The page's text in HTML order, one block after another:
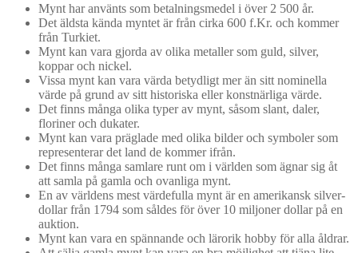
Mynt har använts som betalningsmedel i över 2 500 år.
Det äldsta kända myntet är från cirka 600 f.Kr. och kommer
från Turkiet.
Mynt kan vara gjorda av olika metaller som guld, silver,
koppar och nickel.
Vissa mynt kan vara värda betydligt mer än sitt nominella
värde på grund av sitt historiska eller konstnärliga värde.
Det finns många olika typer av mynt, såsom slant, daler,
floriner och dukater.
Mynt kan vara präglade med olika bilder och symboler som
representerar det land de kommer ifrån.
Det finns många samlare runt om i världen som ägnar sig åt
att samla på gamla och ovanliga mynt.
En av världens mest värdefulla mynt är en amerikansk silver-
dollar från 1794 som såldes för över 10 miljoner dollar på en
auktion.
Mynt kan vara en spännande och lärorik hobby för alla åldrar.